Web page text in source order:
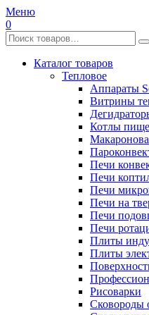
Меню
0
Каталог товаров
Тепловое
Аппараты
Витрины
Котлы
Печи
Печи
Печи
Печи на
Печи
Печи
Плиты
Плиты
Рисоварки
Сковороды